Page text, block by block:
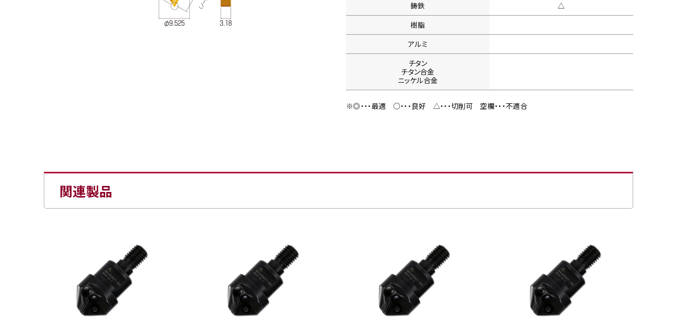
鋳鉄
△
樹脂
アルミ
チタン
チタン合金
ニッケル合金
※◎・・・最適 ○・・・良好 △・・・切削可 空欄・・・不適合
関連製品